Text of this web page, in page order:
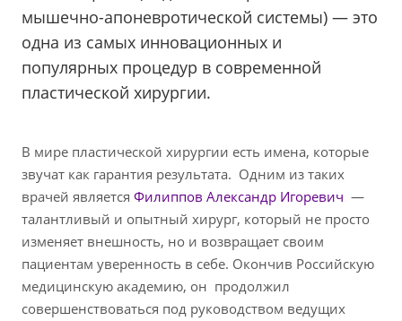
мышечно-апоневротической системы) — это
одна из самых инновационных и
популярных процедур в современной
пластической хирургии.
В мире пластической хирургии есть имена, которые
звучат как гарантия результата. Одним из таких
врачей является Филиппов Александр Игоревич —
талантливый и опытный хирург, который не просто
изменяет внешность, но и возвращает своим
пациентам уверенность в себе. Окончив Российскую
медицинскую академию, он продолжил
совершенствоваться под руководством ведущих